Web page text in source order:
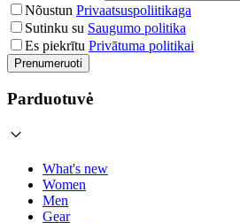
Nõustun Privaatsuspoliitikaga
Sutinku su Saugumo politika
Es piekrītu Privātuma politikai
Prenumeruoti
Parduotuvė
What's new
Women
Men
Gear